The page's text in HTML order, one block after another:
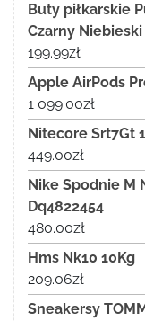
Buty piłkarskie
Czarny Niebieski
199.99zł
Apple AirPods
1 099.00zł
Nitecore Srt7Gt
449.00zł
Nike Spodnie M
Dq4822454
480.00zł
Hms Nk10 10Kg
209.06zł
Sneakersy